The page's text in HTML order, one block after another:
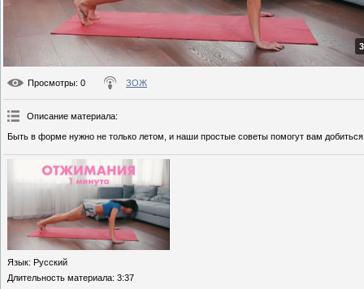
Просмотры: 0 ЗОЖ
Описание материала:
Быть в форме нужно не только летом, и наши простые советы помогут вам добиться
Язык: Русский
Длительность материала: 3:37